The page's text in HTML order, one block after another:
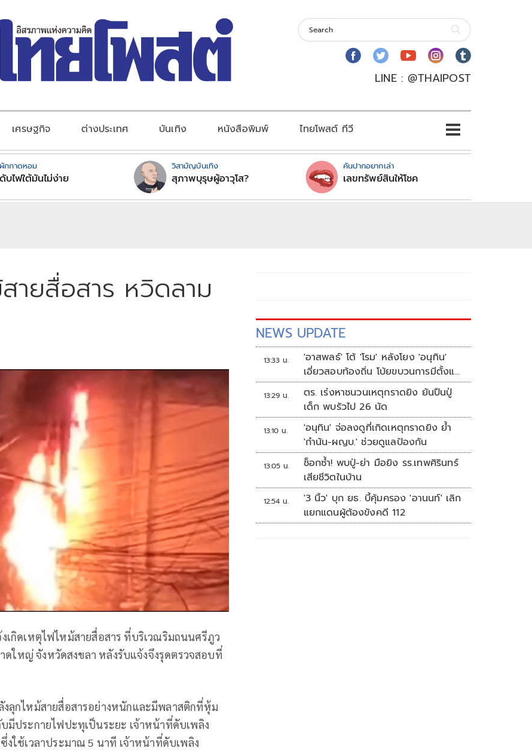
LINE : @THAIPOST
เศรษฐกิจ ต่างประเทศ บันเทิง หนังสือพิมพ์ ไทยโพสต์ ทีวี
ผักกาดหอม
ดับไฟใต้มันไม่ง่าย
วิสามัญบันเทิง
สุภาพบุรุษผู้อาวุโส?
คันปากอยากเล่า
เลขทรัพย์สินให้โชค
ายสื่อสาร หวิดลาม
เกิดเหตุไฟไหม้สายสื่อสาร ที่บริเวณริมถนนศรีภูว
ใหญ่ จังหวัดสงขลา หลังรับแจ้งจึงรุดตรวจสอบที่
ลุกไหม้สายสื่อสารอย่างหนักและมีพลาสติกที่หุ้ม
ประกายไฟปะทุเป็นระยะ เจ้าหน้าที่ดับเพลิง
ใช้เวลาประมาณ 5 นาที เจ้าหน้าที่ดับเพลิง
NEWS UPDATE
13:33 น.
'อาสพลธ์' โต้ 'โรม' หลังโยง 'อนุทิน'
เอี่ยวสอบท้องถิ่น โบ้ยขบวนการมีตั้งแต่
ปี 62-64
13:29 น.
ตร. เร่งหาชนวนเหตุกราดยิง ยันปืนปู่
เด็ก พบรัวไป 26 นัด
13:10 น.
'อนุทิน' จ่อลงดูที่เกิดเหตุกราดยิง ย้ำ
'กำนัน-ผญบ.' ช่วยดูแลป้องกัน
13:05 น.
ช็อกซ้ำ! พบปู่-ย่า มือยิง รร.เทพศิรินทร์
เสียชีวิตในบ้าน
12:54 น.
'3 นิ้ว' บุก ยธ. บี้คุ้มครอง 'อานนท์' เลิก
แยกแดนผู้ต้องขังคดี 112